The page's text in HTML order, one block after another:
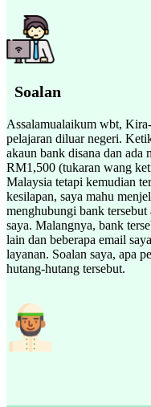
Soalan
Assalamualaikum wbt,
pelajaran diluar negeri.
akaun bank disana dan ada
RM1,500 (tukaran wang
Malaysia tetapi kemudian
kesilapan, saya mahu
menghubungi bank
saya. Malangnya, bank
lain dan beberapa email
layanan. Soalan saya, apa
hutang-hutang tersebut.